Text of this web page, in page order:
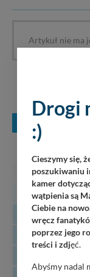
Artykuł nie ma
SIERPIEŃ
27 28
3
4
10
11
17
18
Drogi
:)
Cieszymy się,
poszukiwaniu
kamer
wątpienia są
Ciebie na
wręcz
poprzez jego
treści i zdjęć.
Abyśmy nadal